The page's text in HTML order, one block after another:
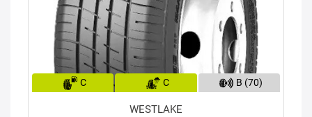
C C B (70)
WESTLAKE